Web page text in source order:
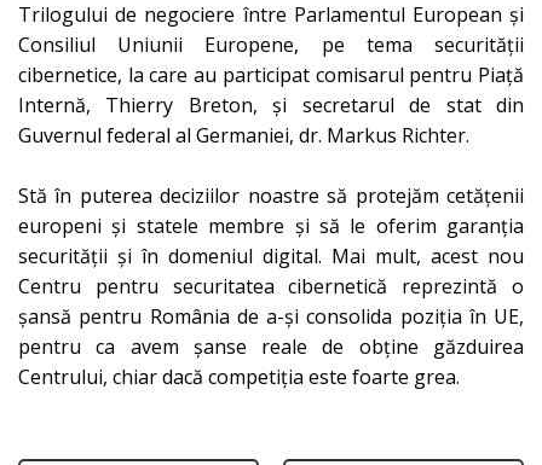
Trilogului de negociere între Parlamentul European și
Consiliul Uniunii Europene, pe tema securității
cibernetice, la care au participat comisarul pentru Piață
Internă, Thierry Breton, și secretarul de stat din
Guvernul federal al Germaniei, dr. Markus Richter.
Stă în puterea deciziilor noastre să protejăm cetățenii
europeni și statele membre și să le oferim garanția
securității și în domeniul digital. Mai mult, acest nou
Centru pentru securitatea cibernetică reprezintă o
șansă pentru România de a-și consolida poziția în UE,
pentru ca avem șanse reale de obține găzduirea
Centrului, chiar dacă competiția este foarte grea.